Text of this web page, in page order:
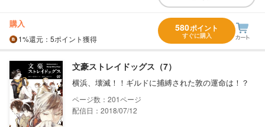
購入
1%還元 ：5ポイント獲得
580ポイント
すぐに購入
文豪ストレイドッグス（7）
横浜、壊滅！！ギルドに捕縛された敦の運命は！？
201
配信日：2018/07/12